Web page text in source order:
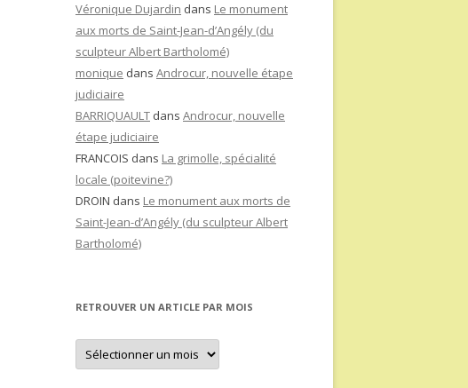
Véronique Dujardin dans Le monument
aux morts de Saint-Jean-d’Angély (du
sculpteur Albert Bartholomé)
monique dans Androcur, nouvelle étape
judiciaire
BARRIQUAULT dans Androcur, nouvelle
étape judiciaire
FRANCOIS dans La grimolle, spécialité
locale (poitevine?)
DROIN dans Le monument aux morts de
Saint-Jean-d’Angély (du sculpteur Albert
Bartholomé)
RETROUVER UN ARTICLE PAR MOIS
Retrouver
un
article